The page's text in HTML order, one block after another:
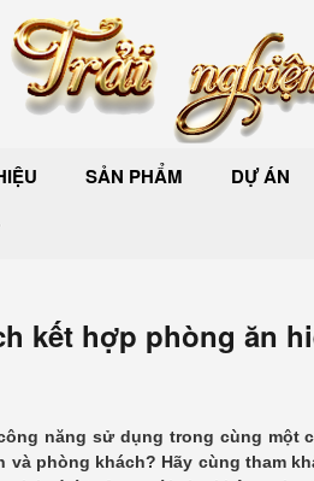
SẢN PHẨM DỰ ÁN
kết hợp phòng ăn
năng sử dụng trong cùng một
phòng khách? Hãy cùng tham